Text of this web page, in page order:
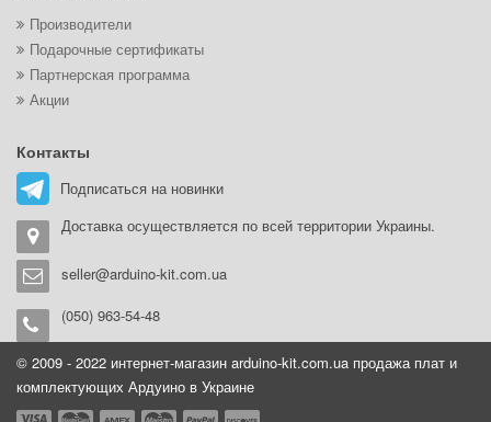
Производители
Подарочные сертификаты
Партнерская программа
Акции
Контакты
Подписаться на новинки
Доставка осуществляется по всей территории Украины.
seller@arduino-kit.com.ua
(050) 963-54-48
© 2009 - 2022 интернет-магазин arduino-kit.com.ua продажа плат и
комплектующих Ардуино в Украине